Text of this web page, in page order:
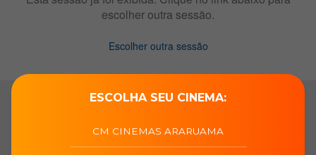
ESCOLHA SEU CINEMA:
CM CINEMAS ARARUAMA